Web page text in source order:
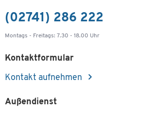
(02741) 286 222
Montags - Freitags: 7.30 - 18.00 Uhr
Kontaktformular
Kontakt aufnehmen
Außendienst